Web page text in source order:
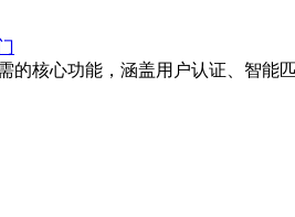
的核心功能，涵盖用户认证、智